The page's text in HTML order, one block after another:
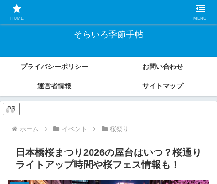
こもれの暮らし目線で解説する、四季のイベント攻略・トレンド情報ガイド
そらいろ季節手帖
プライバシーポリシー お問い合わせ
運営者情報 サイトマップ
PR
ホーム イベント 桜祭り
日本橋桜まつり2026の屋台はいつ？桜通り
ライトアップ時間や桜フェス情報も！
HOME MENU